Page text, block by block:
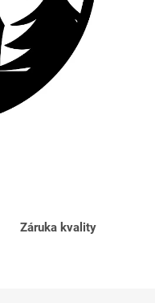
Záruka kvality